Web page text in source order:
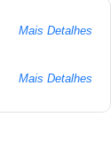
Mais Detalhes
Mais Detalhes